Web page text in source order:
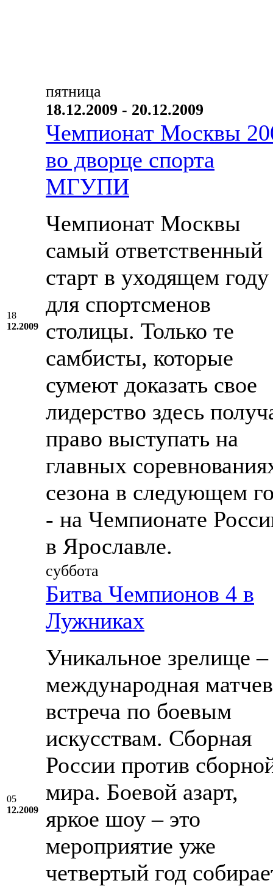
18
12.2009
пятница
18.12.2009 - 20.12.2009
Чемпионат Москвы
во дворце спорта
МГУПИ
Чемпионат Москвы
самый ответственный
старт в уходящем году
для спортсменов
столицы. Только те
самбисты, которые
сумеют доказать свое
лидерство здесь
право выступать на
главных
сезона в следующем
- на Чемпионате
в Ярославле.
05
12.2009
суббота
Битва Чемпионов 4 в
Лужниках
Уникальное зрелище –
международная
встреча по боевым
искусствам. Сборная
России против
мира. Боевой азарт,
яркое шоу – это
мероприятие уже
четвертый год